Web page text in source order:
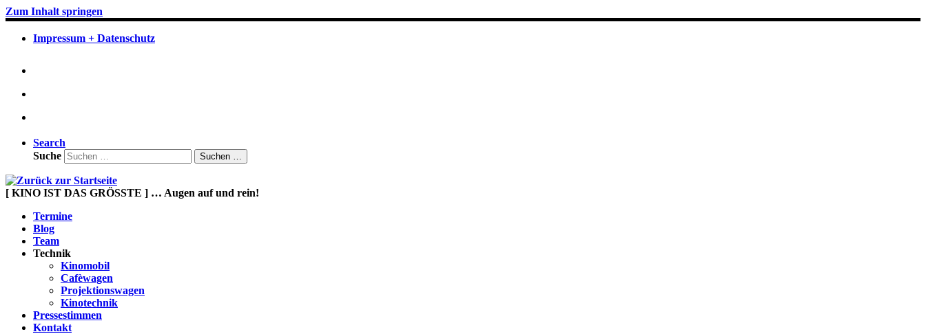
Zum Inhalt springen
Impressum + Datenschutz
Search
Suche
Suchen …
[ KINO IST DAS GRÖSSTE ] … Augen auf und rein!
Termine
Blog
Team
Technik
Kinomobil
Cafèwagen
Projektionswagen
Kinotechnik
Pressestimmen
Kontakt